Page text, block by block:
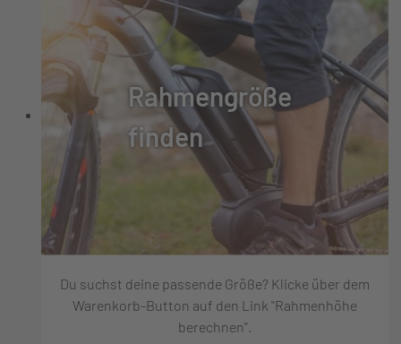
Rahmengröße
finden
Du suchst deine passende Größe? Klicke über dem
Warenkorb-Button auf den Link "Rahmenhöhe
berechnen".